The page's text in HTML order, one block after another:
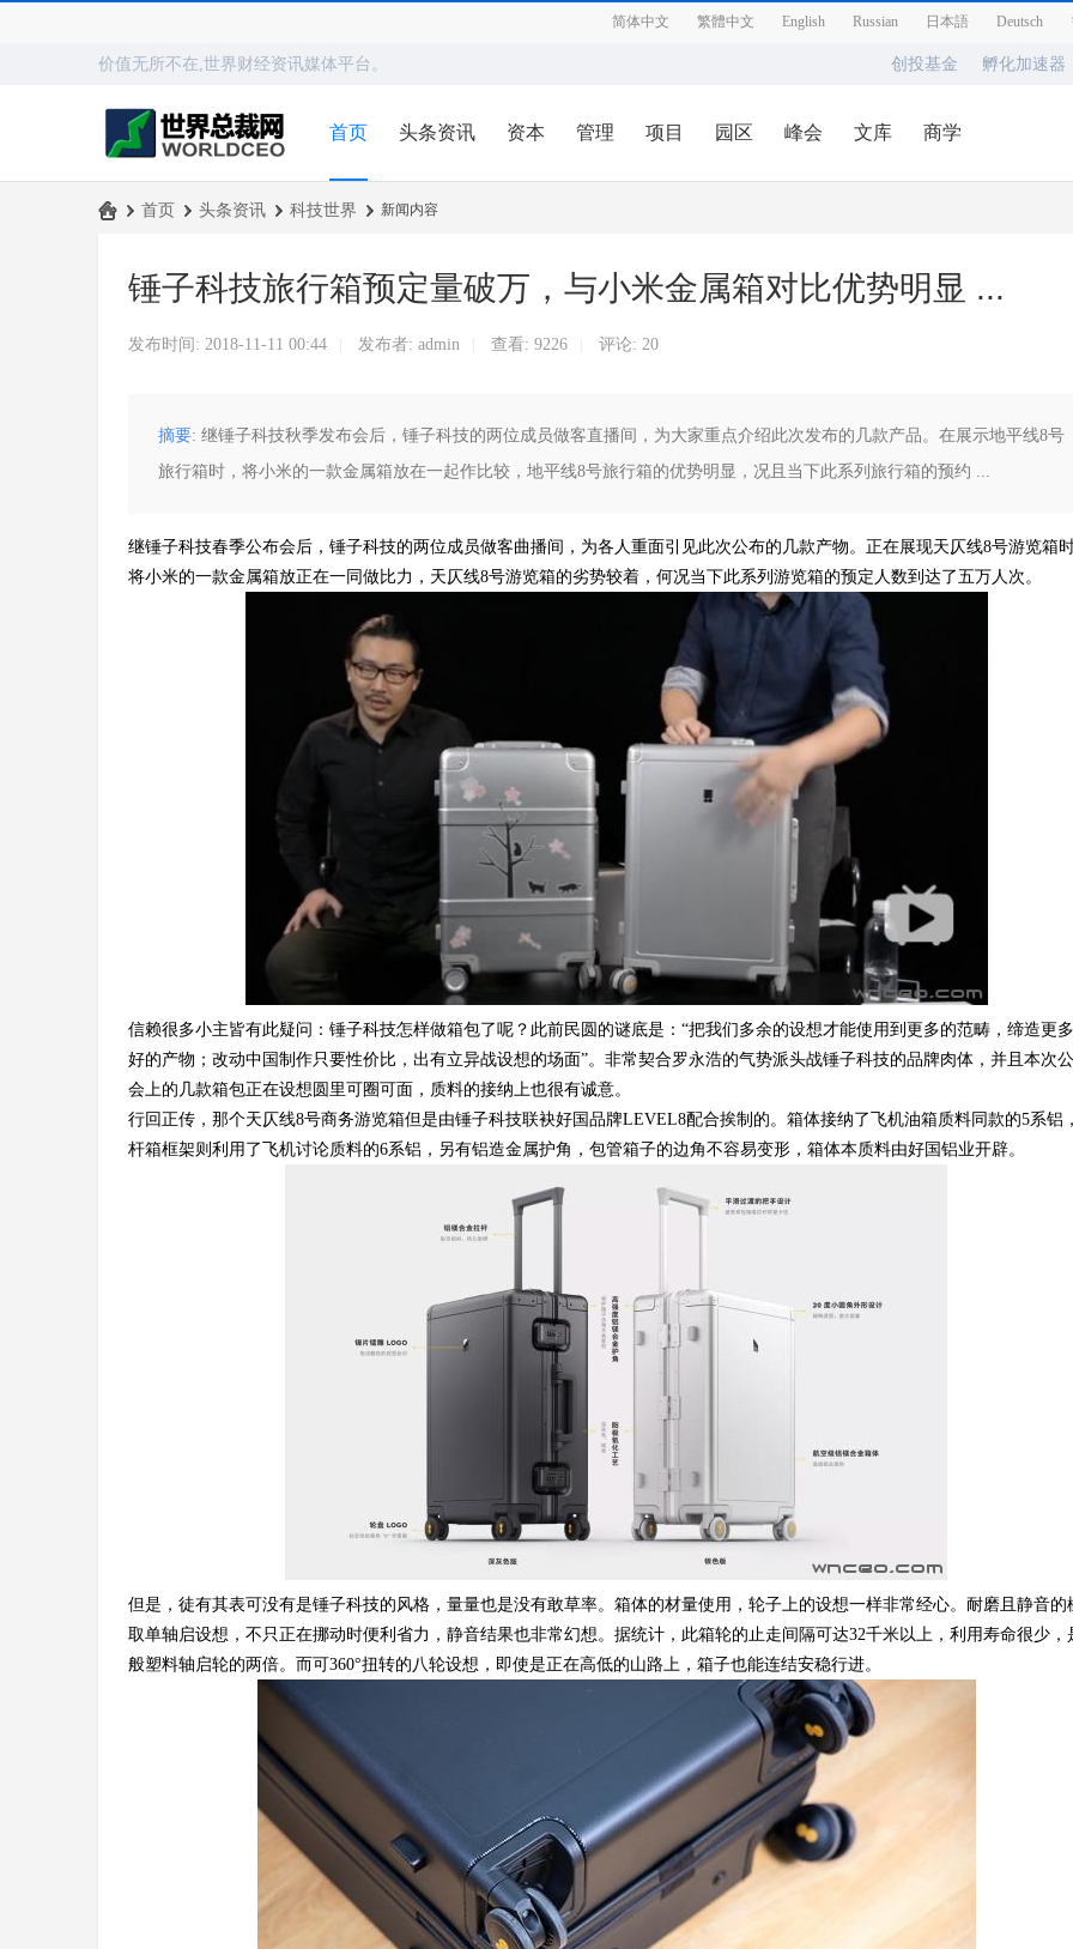
简体中文 繁體中文 English Russian 日本語 Deutsch
价值无所不在,世界财经资讯媒体平台。 创投基金 孵化加速器
首页 头条资讯 资本 管理 项目 园区 峰会 文库 商学
› 首页 › 头条资讯 › 科技世界 › 新闻内容
锤子科技旅行箱预定量破万，与小米金属箱对比优势明显 ...
发布时间: 2018-11-11 00:44 发布者: admin 查看: 9226 评论: 20
摘要: 继锤子科技秋季发布会后，锤子科技的两位成员做客直播间，为大家重点介绍此次发布的几款产品。在展示地平线8号
旅行箱时，将小米的一款金属箱放在一起作比较，地平线8号旅行箱的优势明显，况且当下此系列旅行箱的预约 ...
继锤子科技春季公布会后，锤子科技的两位成员做客曲播间，为各人重面引见此次公布的几款产物。正在展现天仄线8号游览箱
将小米的一款金属箱放正在一同做比力，天仄线8号游览箱的劣势较着，何况当下此系列游览箱的预定人数到达了五万人次。
信赖很多小主皆有此疑问：锤子科技怎样做箱包了呢？此前民圆的谜底是：“把我们多余的设想才能使用到更多的范畴，缔造更
好的产物；改动中国制作只要性价比，出有立异战设想的场面”。非常契合罗永浩的气势派头战锤子科技的品牌肉体，并且本次
会上的几款箱包正在设想圆里可圈可面，质料的接纳上也很有诚意。
行回正传，那个天仄线8号商务游览箱但是由锤子科技联袂好国品牌LEVEL8配合挨制的。箱体接纳了飞机油箱质料同款的5系铝
杆箱框架则利用了飞机讨论质料的6系铝，另有铝造金属护角，包管箱子的边角不容易变形，箱体本质料由好国铝业开辟。
但是，徒有其表可没有是锤子科技的风格，量量也是没有敢草率。箱体的材量使用，轮子上的设想一样非常经心。耐磨且静音的
取单轴启设想，不只正在挪动时便利省力，静音结果也非常幻想。据统计，此箱轮的止走间隔可达32千米以上，利用寿命很少，
般塑料轴启轮的两倍。而可360°扭转的八轮设想，即使是正在高低的山路上，箱子也能连结安稳行进。